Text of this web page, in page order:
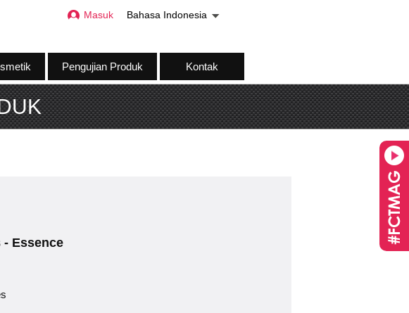
Pengujian Produk Kontak
Masuk Bahasa Indonesia
- Essence